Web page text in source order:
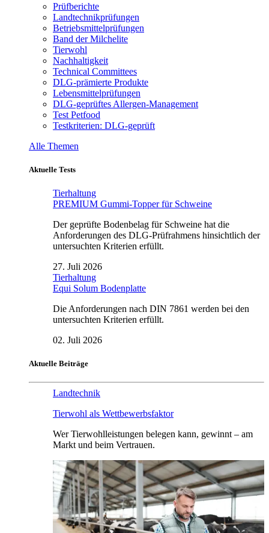
Prüfberichte
Landtechnikprüfungen
Betriebsmittelprüfungen
Band der Milchelite
Tierwohl
Nachhaltigkeit
Technical Committees
DLG-prämierte Produkte
Lebensmittelprüfungen
DLG-geprüftes Allergen-Management
Test Petfood
Testkriterien: DLG-geprüft
Alle Themen
Aktuelle Tests
Tierhaltung
PREMIUM Gummi-Topper für Schweine
Der geprüfte Bodenbelag für Schweine hat die
Anforderungen des DLG-Prüfrahmens hinsichtlich der
untersuchten Kriterien erfüllt.
27. Juli 2026
Tierhaltung
Equi Solum Bodenplatte
Die Anforderungen nach DIN 7861 werden bei den
untersuchten Kriterien erfüllt.
02. Juli 2026
Aktuelle Beiträge
Landtechnik
Tierwohl als Wettbewerbsfaktor
Wer Tierwohlleistungen belegen kann, gewinnt – am
Markt und beim Vertrauen.